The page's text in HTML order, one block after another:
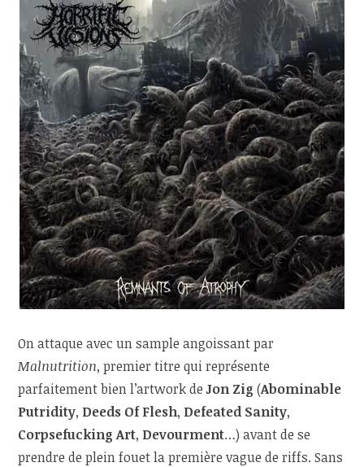
On attaque avec un sample angoissant par
Malnutrition, premier titre qui représente
parfaitement bien l’artwork deJon Zig (Abominable
Putridity, Deeds Of Flesh, Defeated Sanity,
Corpsefucking Art, Devourment…) avant de se
prendre de plein fouet la première vague de riffs. Sans